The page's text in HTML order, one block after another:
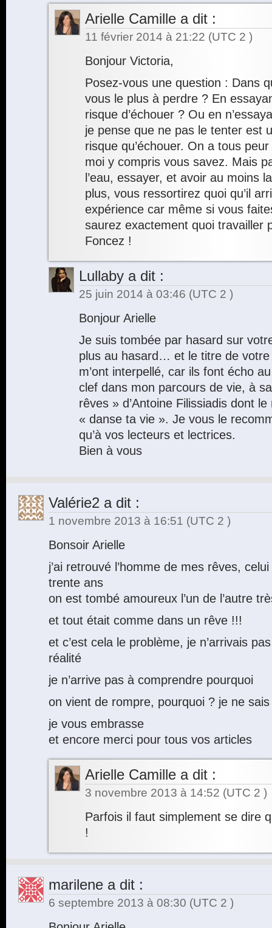
Arielle Camille a dit :
11 février 2014 à 21:22 (UTC 2 )
Bonjour Victoria,
Posez-vous une question : Dans
vous le plus à perdre ? En
risque d’échouer ? Ou en
je pense que ne pas le tenter est
risque qu’échouer. On a tous
moi y compris vous savez. Mais
l’eau, essayer, et avoir au moins
plus, vous ressortirez quoi qu’il
expérience car même si vous
saurez exactement quoi travailler
Foncez !
Lullaby a dit :
25 juin 2014 à 03:46 (UTC 2 )
Bonjour Arielle
Je suis tombée par hasard sur
plus au hasard… et le titre de
m’ont interpellé, car ils font écho
clef dans mon parcours de vie, à
rêves » d’Antoine Filissiadis dont
« danse ta vie ». Je vous le
qu’à vos lecteurs et lectrices.
Bien à vous
Valérie2 a dit :
1 novembre 2013 à 16:51 (UTC 2 )
Bonsoir Arielle
j’ai retrouvé l’homme de mes rêves,
trente ans
on est tombé amoureux l’un de l’autre
et tout était comme dans un rêve !!!
et c’est cela le problème, je n’arrivais
réalité
je n’arrive pas à comprendre pourquoi
on vient de rompre, pourquoi ? je ne
je vous embrasse
et encore merci pour tous vos articles
Arielle Camille a dit :
3 novembre 2013 à 14:52 (UTC 2 )
Parfois il faut simplement se dire
!
marilene a dit :
6 septembre 2013 à 08:30 (UTC 2 )